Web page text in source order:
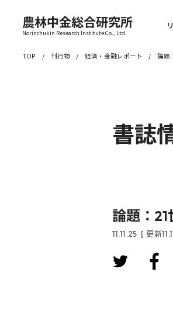
農林中金総合研究所
Norinchukin Research Institute Co., Ltd.
TOP 刊行物 経済・金融レポート 論題
書誌
論題：
11.11.25 [ 更新